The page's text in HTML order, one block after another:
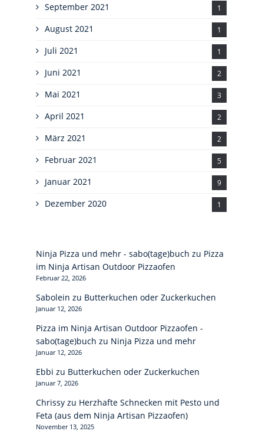
September 2021 1
August 2021 1
Juli 2021 1
Juni 2021 2
Mai 2021 3
April 2021 2
März 2021 2
Februar 2021 5
Januar 2021 9
Dezember 2020 1
Ninja Pizza und mehr - sabo(tage)buch zu Pizza
im Ninja Artisan Outdoor Pizzaofen
Februar 22, 2026
Sabolein zu Butterkuchen oder Zuckerkuchen
Januar 12, 2026
Pizza im Ninja Artisan Outdoor Pizzaofen -
sabo(tage)buch zu Ninja Pizza und mehr
Januar 12, 2026
Ebbi zu Butterkuchen oder Zuckerkuchen
Januar 7, 2026
Chrissy zu Herzhafte Schnecken mit Pesto und
Feta (aus dem Ninja Artisan Pizzaofen)
November 13, 2025